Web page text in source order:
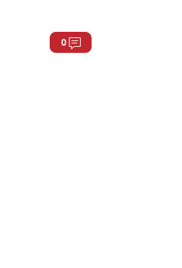
0 Commentaires